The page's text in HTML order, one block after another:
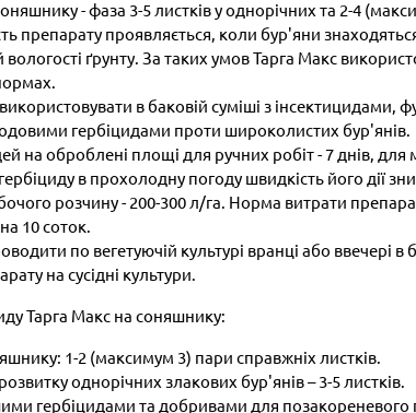
- фаза 3-5 листків у однорічних та 2-4
препарату проявляється, коли бур'яни
вологості ґрунту. За таких умов Тарга Макс
в баковій суміші з інсектицидами,
гербіцидами проти широколистих бур'янів.
на оброблені площі для ручних робіт - 7 днів, для
в прохолодну погоду швидкість його дії
розчину - 200-300 л/га. Норма витрати
10 соток.
по вегетуючій культурі вранці або ввечері в
на сусідні культури.
Тарга Макс на соняшнику:
1-2 (максимум 3) пари справжніх листків.
однорічних злакових бур'янів – 3-5 листків.
гербіцидами та добривами для позакореневого